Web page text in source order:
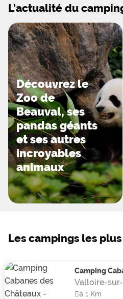
L'actualité du
Découvrez le
Zoo de
Beauval, ses
pandas géants
et ses autres
incroyables
animaux
Les campings les
Camping
Valloire-
à 1 Km